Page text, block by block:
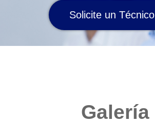
Solicite un Técnico
Galería